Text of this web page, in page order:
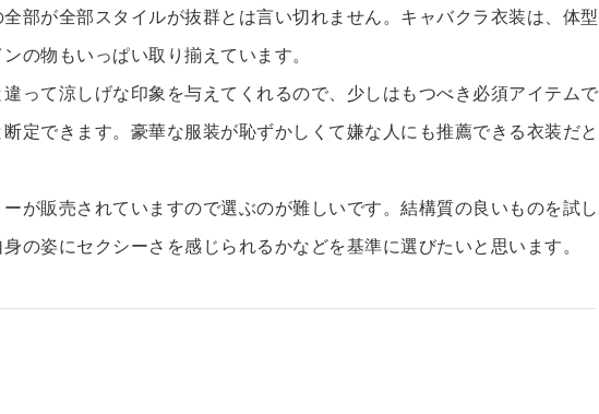
部が全部スタイルが抜群とは言い切れません。キャバクラ衣装は、体型
の物もいっぱい取り揃えています。
って涼しげな印象を与えてくれるので、少しはもつべき必須アイテムで
定できます。豪華な服装が恥ずかしくて嫌な人にも推薦できる衣装だと
が販売されていますので選ぶのが難しいです。結構質の良いものを試し
の姿にセクシーさを感じられるかなどを基準に選びたいと思います。